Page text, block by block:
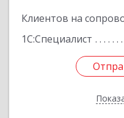
Клиентов на
1С:Специалист